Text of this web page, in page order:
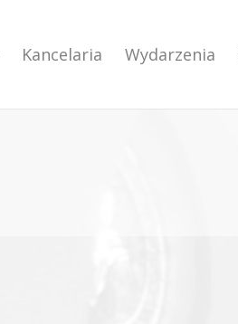
Kancelaria Wydarzenia